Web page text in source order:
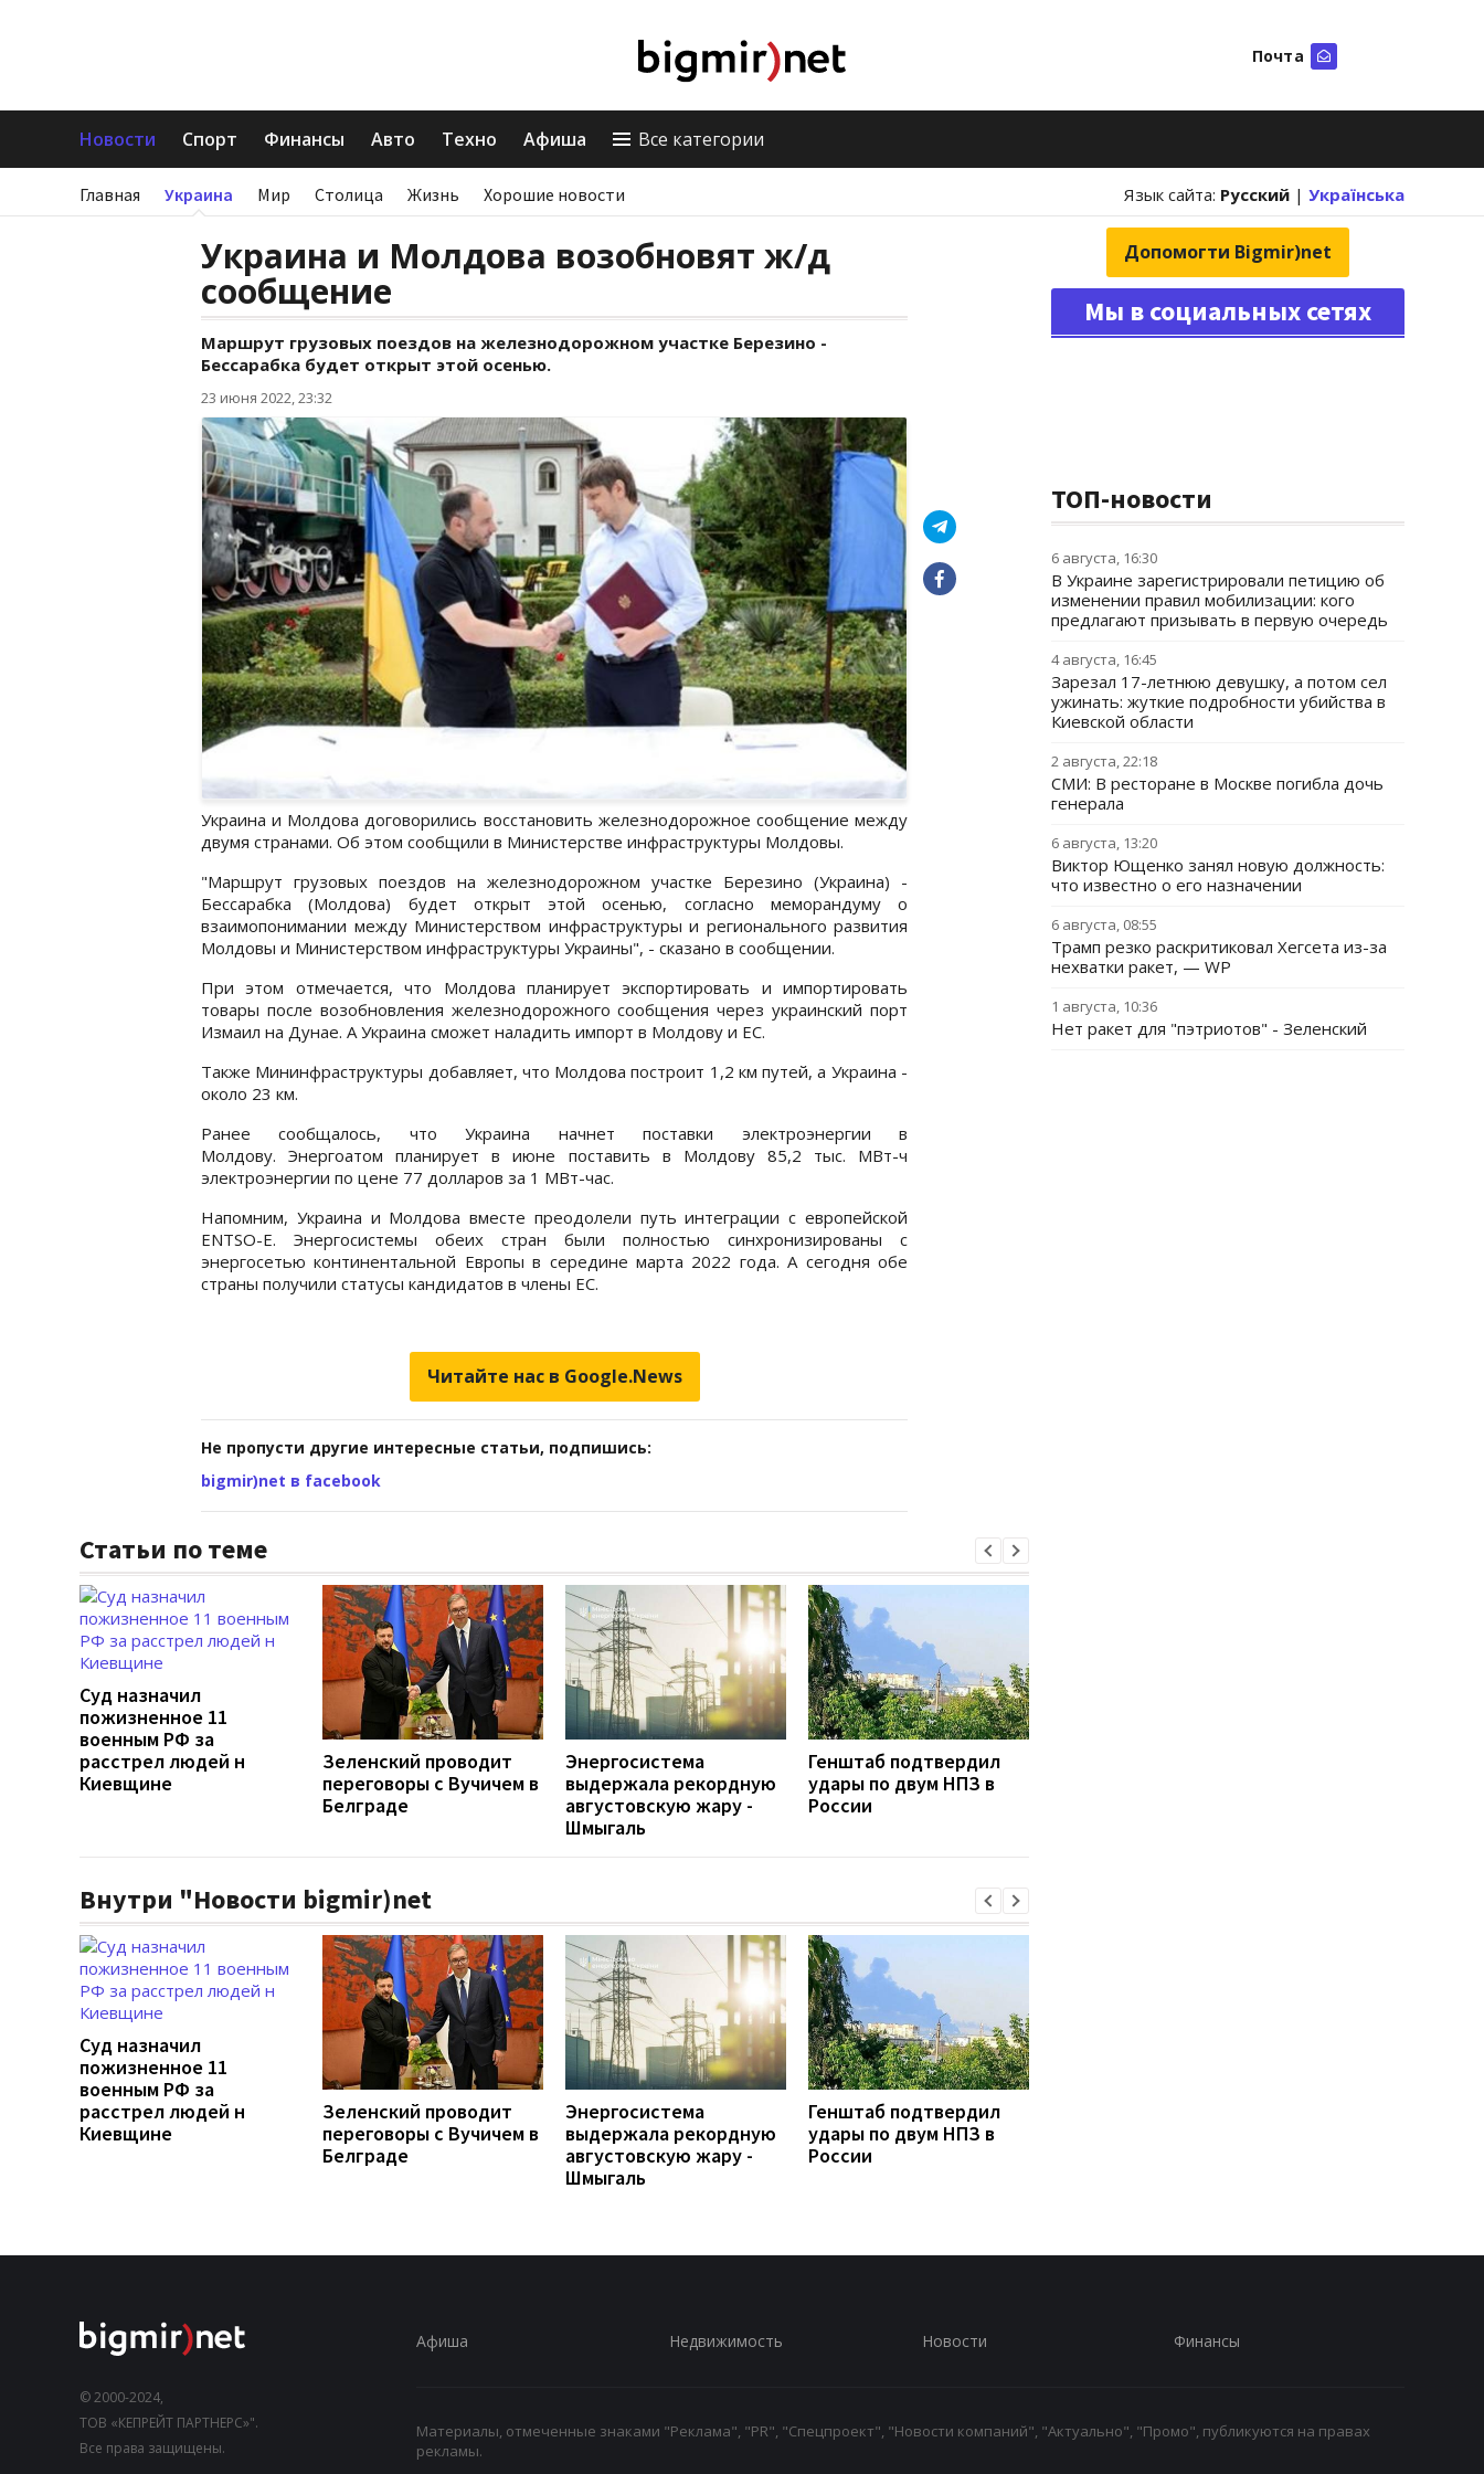
Почта
Новости Спорт Финансы Авто Техно Афиша Все категории
Главная Украина Мир Столица Жизнь Хорошие новости Язык сайта: Русский | Українська
Украина и Молдова возобновят ж/д
сообщение
Маршрут грузовых поездов на железнодорожном участке Березино -
Бессарабка будет открыт этой осенью.
23 июня 2022, 23:32
Украина и Молдова договорились восстановить железнодорожное сообщение между
двумя странами. Об этом сообщили в Министерстве инфраструктуры Молдовы.
"Маршрут грузовых поездов на железнодорожном участке Березино (Украина) -
Бессарабка (Молдова) будет открыт этой осенью, согласно меморандуму о
взаимопонимании между Министерством инфраструктуры и регионального развития
Молдовы и Министерством инфраструктуры Украины", - сказано в сообщении.
При этом отмечается, что Молдова планирует экспортировать и импортировать
товары после возобновления железнодорожного сообщения через украинский порт
Измаил на Дунае. А Украина сможет наладить импорт в Молдову и ЕС.
Также Мининфраструктуры добавляет, что Молдова построит 1,2 км путей, а Украина -
около 23 км.
Ранее сообщалось, что Украина начнет поставки электроэнергии в
Молдову. Энергоатом планирует в июне поставить в Молдову 85,2 тыс. МВт-ч
электроэнергии по цене 77 долларов за 1 МВт-час.
Напомним, Украина и Молдова вместе преодолели путь интеграции с европейской
ENTSO-E. Энергосистемы обеих стран были полностью синхронизированы с
энергосетью континентальной Европы в середине марта 2022 года. А сегодня обе
страны получили статусы кандидатов в члены ЕС.
Читайте нас в Google.News
Не пропусти другие интересные статьи, подпишись:
bigmir)net в facebook
Статьи по теме
Суд назначил
пожизненное 11
военным РФ за
расстрел людей н
Киевщине
Зеленский проводит
переговоры с Вучичем в
Белграде
Энергосистема
выдержала рекордную
августовскую жару -
Шмыгаль
Генштаб подтвердил
удары по двум НПЗ в
России
Внутри "Новости bigmir)net
Суд назначил
пожизненное 11
военным РФ за
расстрел людей н
Киевщине
Зеленский проводит
переговоры с Вучичем в
Белграде
Энергосистема
выдержала рекордную
августовскую жару -
Шмыгаль
Генштаб подтвердил
удары по двум НПЗ в
России
Допомогти Bigmir)net
Мы в социальных сетях
ТОП-новости
6 августа, 16:30
В Украине зарегистрировали петицию об
изменении правил мобилизации: кого
предлагают призывать в первую очередь
4 августа, 16:45
Зарезал 17-летнюю девушку, а потом сел
ужинать: жуткие подробности убийства в
Киевской области
2 августа, 22:18
СМИ: В ресторане в Москве погибла дочь
генерала
6 августа, 13:20
Виктор Ющенко занял новую должность:
что известно о его назначении
6 августа, 08:55
Трамп резко раскритиковал Хегсета из-за
нехватки ракет, — WP
1 августа, 10:36
Нет ракет для "пэтриотов" - Зеленский
© 2000-2024,
ТОВ «КЕПРЕЙТ ПАРТНЕРС»".
Все права защищены.
Афиша Недвижимость Новости Финансы
Материалы, отмеченные знаками "Реклама", "PR", "Спецпроект", "Новости компаний", "Актуально", "Промо", публикуются на правах
рекламы.